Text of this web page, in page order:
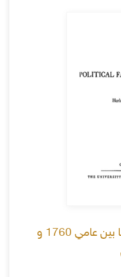
الفصائل السياسية في حلب ما بين عامي 1760 و